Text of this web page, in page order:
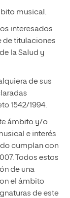
musical.
interesados
de titulaciones
la Salud y
de sus
1542/1994.
ámbito y/o
e interés
cumplan con
Todos estos
de una
el ámbito
de este